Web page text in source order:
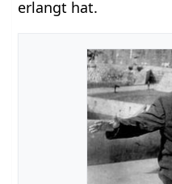
erlangt hat.